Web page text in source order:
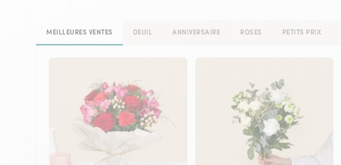
MEILLEURES VENTES DEUIL ANNIVERSAIRE ROSES PETITS PRIX